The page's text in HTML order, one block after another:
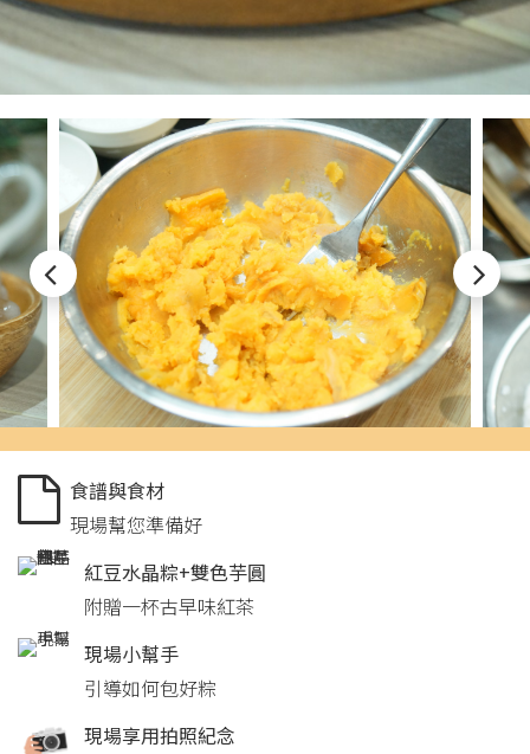
食譜與食材
現場幫您準備好
紅豆水晶粽+雙色芋圓
附贈一杯古早味紅茶
現場小幫手
引導如何包好粽
現場享用拍照紀念